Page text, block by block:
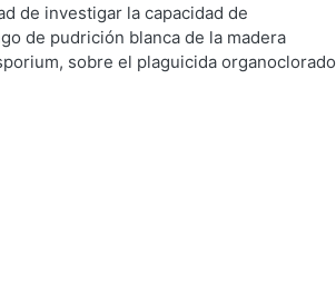
)Cruz Colín, María del Rocío
de investigar la capacidad de
de pudrición blanca de la madera
sobre el plaguicida organoclorado